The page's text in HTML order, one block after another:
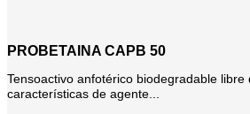
PROBETAINA CAPB 50
Tensoactivo anfotérico biodegradable libre
características de agente...